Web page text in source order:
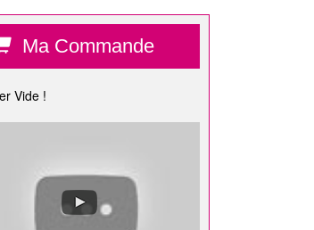
Ma Commande
Vide !